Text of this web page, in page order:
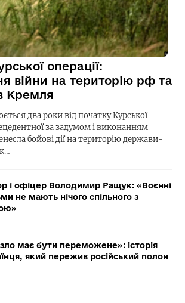
операції:
війни на територію рф та
Кремля
два роки від початку Курської
за задумом і виконанням
бойові дії на територію держави-
і офіцер Володимир Ращук: «Воєнні
не мають нічого спільного з
має бути переможене»: історія
який пережив російський полон